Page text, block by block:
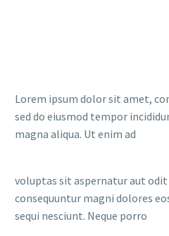
Lorem ipsum dolor sit amet,
sed do eiusmod tempor
magna aliqua. Ut enim ad
voluptas sit aspernatur aut odit
consequuntur magni dolores
sequi nesciunt. Neque porro